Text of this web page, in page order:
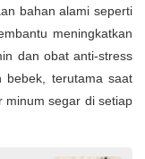
bahan alami seperti
meningkatkan
dan obat anti-stress
bebek, terutama saat
minum segar di setiap